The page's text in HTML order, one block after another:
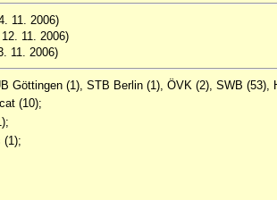
11. 2006)
11. 2006)
11. 2006)
Göttingen (1), STB Berlin (1), ÖVK (2), SWB
(10);
(1);